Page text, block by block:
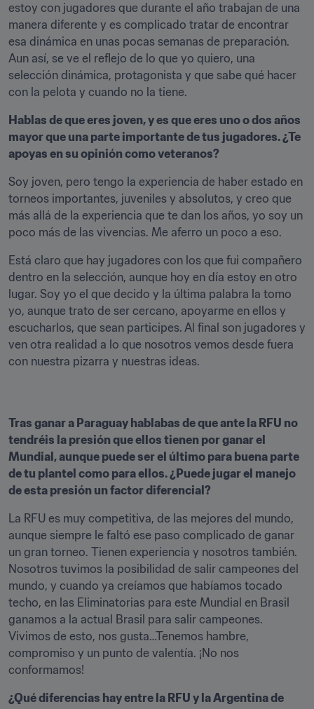
estoy con jugadores que durante el año trabajan de una
manera diferente y es complicado tratar de encontrar
esa dinámica en unas pocas semanas de preparación.
Aun así, se ve el reflejo de lo que yo quiero, una
selección dinámica, protagonista y que sabe qué hacer
con la pelota y cuando no la tiene.
Hablas de que eres joven, y es que eres uno o dos años
mayor que una parte importante de tus jugadores. ¿Te
apoyas en su opinión como veteranos?
Soy joven, pero tengo la experiencia de haber estado en
torneos importantes, juveniles y absolutos, y creo que
más allá de la experiencia que te dan los años, yo soy un
poco más de las vivencias. Me aferro un poco a eso.
Está claro que hay jugadores con los que fui compañero
dentro en la selección, aunque hoy en día estoy en otro
lugar. Soy yo el que decido y la última palabra la tomo
yo, aunque trato de ser cercano, apoyarme en ellos y
escucharlos, que sean participes. Al final son jugadores y
ven otra realidad a lo que nosotros vemos desde fuera
con nuestra pizarra y nuestras ideas.
Tras ganar a Paraguay hablabas de que ante la RFU no
tendréis la presión que ellos tienen por ganar el
Mundial, aunque puede ser el último para buena parte
de tu plantel como para ellos. ¿Puede jugar el manejo
de esta presión un factor diferencial?
La RFU es muy competitiva, de las mejores del mundo,
aunque siempre le faltó ese paso complicado de ganar
un gran torneo. Tienen experiencia y nosotros también.
Nosotros tuvimos la posibilidad de salir campeones del
mundo, y cuando ya creíamos que habíamos tocado
techo, en las Eliminatorias para este Mundial en Brasil
ganamos a la actual Brasil para salir campeones.
Vivimos de esto, nos gusta…Tenemos hambre,
compromiso y un punto de valentía. ¡No nos
conformamos!
¿Qué diferencias hay entre la RFU y la Argentina de